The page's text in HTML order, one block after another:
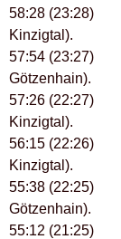
58:28 (23:28)
Kinzigtal).
57:54 (23:27)
Götzenhain).
57:26 (22:27)
Kinzigtal).
56:15 (22:26)
Kinzigtal).
55:38 (22:25)
Götzenhain).
55:12 (21:25)